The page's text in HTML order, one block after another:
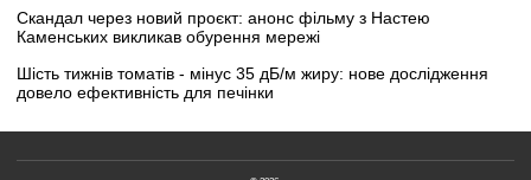
Скандал через новий проєкт: анонс фільму з Настею
Каменських викликав обурення мережі
Шість тижнів томатів - мінус 35 дБ/м жиру: нове дослідження
довело ефективність для печінки